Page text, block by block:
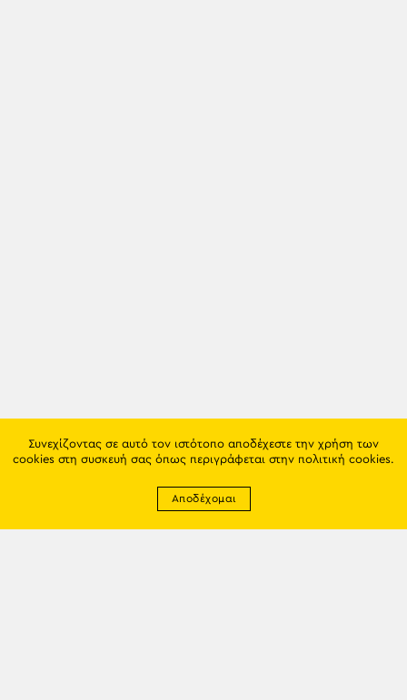
Συνεχίζοντας σε αυτό τον ιστότοπο αποδέχεστε την χρήση των
cookies στη συσκευή σας όπως περιγράφεται στην πολιτική cookies.
Αποδέχομαι